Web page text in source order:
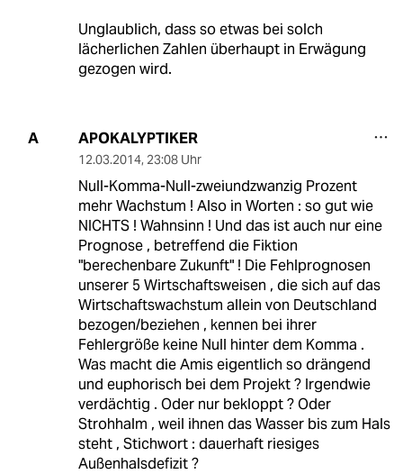
Unglaublich, dass so etwas bei solch
lächerlichen Zahlen überhaupt in Erwägung
gezogen wird.
A APOKALYPTIKER
12.03.2014, 23:08 Uhr
Null-Komma-Null-zweiundzwanzig Prozent
mehr Wachstum ! Also in Worten : so gut wie
NICHTS ! Wahnsinn ! Und das ist auch nur eine
Prognose , betreffend die Fiktion
"berechenbare Zukunft" ! Die Fehlprognosen
unserer 5 Wirtschaftsweisen , die sich auf das
Wirtschaftswachstum allein von Deutschland
bezogen/beziehen , kennen bei ihrer
Fehlergröße keine Null hinter dem Komma .
Was macht die Amis eigentlich so drängend
und euphorisch bei dem Projekt ? Irgendwie
verdächtig . Oder nur bekloppt ? Oder
Strohhalm , weil ihnen das Wasser bis zum Hals
steht , Stichwort : dauerhaft riesiges
Außenhalsdefizit ?